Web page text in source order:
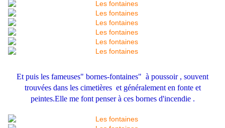
Et puis les fameuses" bornes-fontaines" à poussoir , souvent
trouvées dans les cimetières et généralement en fonte et
peintes.Elle me font penser à ces bornes d'incendie .